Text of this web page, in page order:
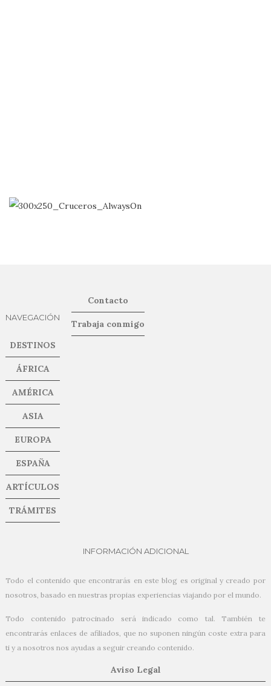
NAVEGACIÓN
DESTINOS
ÁFRICA
AMÉRICA
ASIA
EUROPA
ESPAÑA
ARTÍCULOS
TRÁMITES
Contacto
Trabaja conmigo
INFORMACIÓN ADICIONAL
Todo el contenido que encontrarás en este blog es original y creado por
nosotros, basado en nuestras propias experiencias viajando por el mundo.
Todo contenido patrocinado será indicado como tal. También te
encontrarás enlaces de afiliados, que no suponen ningún coste extra para
ti y a nosotros nos ayudas a seguir creando contenido.
Aviso Legal